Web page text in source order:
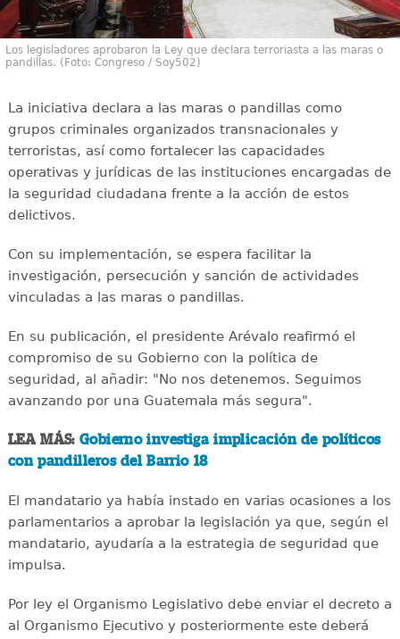
Los legisladores aprobaron la Ley que declara terroriasta a las maras o
pandillas. (Foto: Congreso / Soy502)
La iniciativa declara a las maras o pandillas como
grupos criminales organizados transnacionales y
terroristas, así como fortalecer las capacidades
operativas y jurídicas de las instituciones encargadas de
la seguridad ciudadana frente a la acción de estos
delictivos.
Con su implementación, se espera facilitar la
investigación, persecución y sanción de actividades
vinculadas a las maras o pandillas.
En su publicación, el presidente Arévalo reafirmó el
compromiso de su Gobierno con la política de
seguridad, al añadir: "No nos detenemos. Seguimos
avanzando por una Guatemala más segura".
LEA MÁS: Gobierno investiga implicación de políticos
con pandilleros del Barrio 18
El mandatario ya había instado en varias ocasiones a los
parlamentarios a aprobar la legislación ya que, según el
mandatario, ayudaría a la estrategia de seguridad que
impulsa.
Por ley el Organismo Legislativo debe enviar el decreto a
al Organismo Ejecutivo y posteriormente este deberá